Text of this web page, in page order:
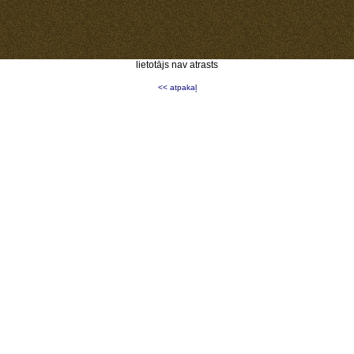
lietotājs nav atrasts
<< atpakaļ